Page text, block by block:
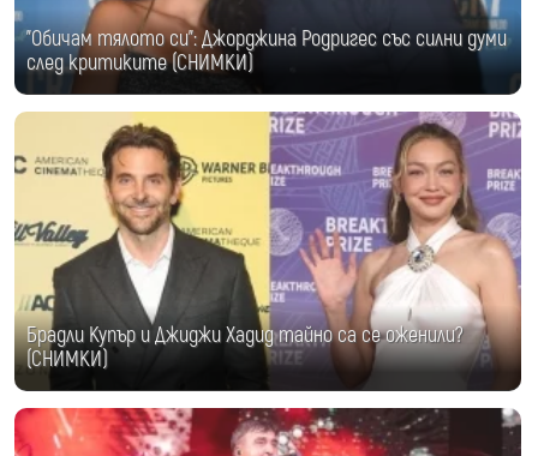
"Обичам тялото си": Джорджина Родригес със силни думи
след критиките (СНИМКИ)
Брадли Купър и Джиджи Хадид тайно са се оженили?
(СНИМКИ)